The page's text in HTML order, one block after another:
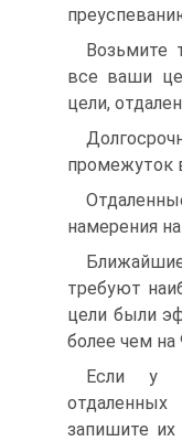
Возьмите
все ваши
цели,
промежуток
намерения
требуют
цели были
более чем на
Если у
запишите их